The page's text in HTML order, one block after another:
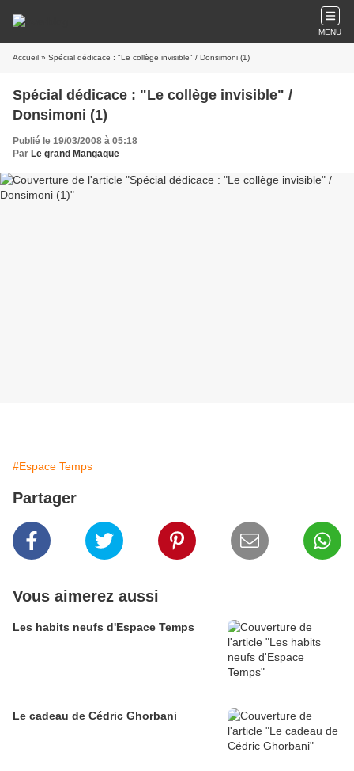
MENU
Accueil » Spécial dédicace : "Le collège invisible" / Donsimoni (1)
Spécial dédicace : "Le collège invisible" /
Donsimoni (1)
Publié le 19/03/2008 à 05:18
Par Le grand Mangaque
#Espace Temps
Partager
Vous aimerez aussi
Les habits neufs d'Espace Temps
Le cadeau de Cédric Ghorbani